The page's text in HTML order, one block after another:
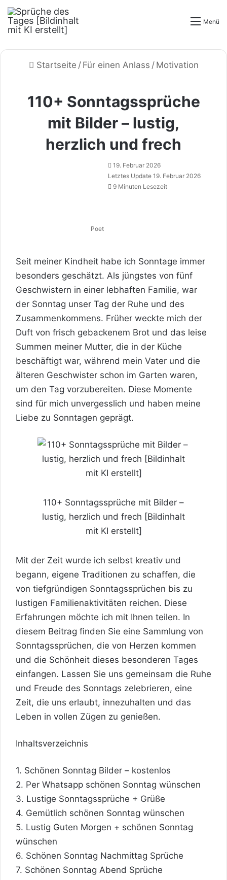
Menü
Startseite / Für einen Anlass / Motivation
110+ Sonntagssprüche
mit Bilder – lustig,
herzlich und frech
Poet
19. Februar 2026
Letztes Update 19. Februar 2026
9 Minuten Lesezeit
Seit meiner Kindheit habe ich Sonntage immer
besonders geschätzt. Als jüngstes von fünf
Geschwistern in einer lebhaften Familie, war
der Sonntag unser Tag der Ruhe und des
Zusammenkommens. Früher weckte mich der
Duft von frisch gebackenem Brot und das leise
Summen meiner Mutter, die in der Küche
beschäftigt war, während mein Vater und die
älteren Geschwister schon im Garten waren,
um den Tag vorzubereiten. Diese Momente
sind für mich unvergesslich und haben meine
Liebe zu Sonntagen geprägt.
110+ Sonntagssprüche mit Bilder –
lustig, herzlich und frech [Bildinhalt
mit KI erstellt]
Mit der Zeit wurde ich selbst kreativ und
begann, eigene Traditionen zu schaffen, die
von tiefgründigen Sonntagssprüchen bis zu
lustigen Familienaktivitäten reichen. Diese
Erfahrungen möchte ich mit Ihnen teilen. In
diesem Beitrag finden Sie eine Sammlung von
Sonntagssprüchen, die von Herzen kommen
und die Schönheit dieses besonderen Tages
einfangen. Lassen Sie uns gemeinsam die Ruhe
und Freude des Sonntags zelebrieren, eine
Zeit, die uns erlaubt, innezuhalten und das
Leben in vollen Zügen zu genießen.
Inhaltsverzeichnis
1. Schönen Sonntag Bilder – kostenlos
2. Per Whatsapp schönen Sonntag wünschen
3. Lustige Sonntagssprüche + Grüße
4. Gemütlich schönen Sonntag wünschen
5. Lustig Guten Morgen + schönen Sonntag
wünschen
6. Schönen Sonntag Nachmittag Sprüche
7. Schönen Sonntag Abend Sprüche